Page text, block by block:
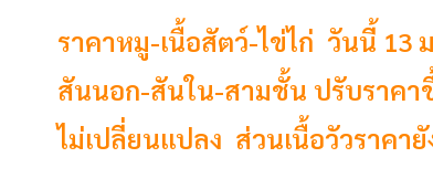
ราคาหมู-เนื้อสัตว์-ไข่ไก่ วันนี้ 13
สันนอก-สันใน-สามชั้น ปรับราคา
ไม่เปลี่ยนแปลง ส่วนเนื้อวัวราคายั